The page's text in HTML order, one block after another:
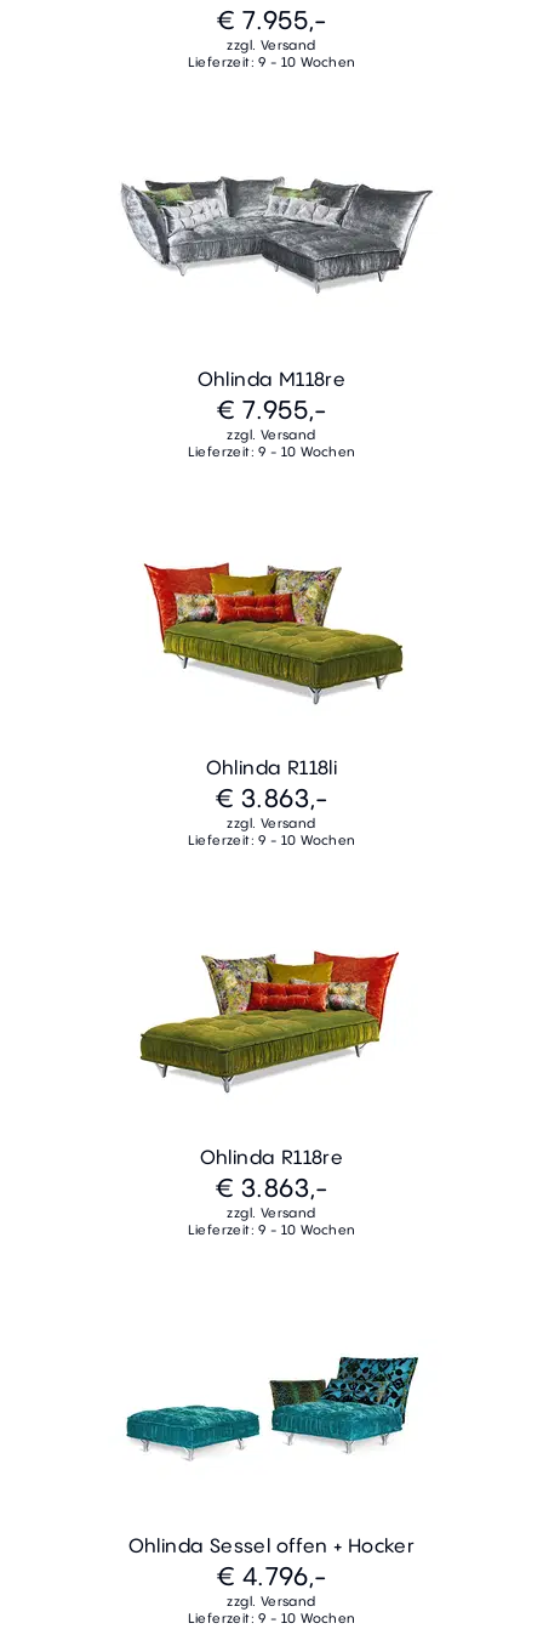
€ 7.955,-
zzgl. Versand
Lieferzeit: 9 - 10 Wochen
Ohlinda M118re
€ 7.955,-
zzgl. Versand
Lieferzeit: 9 - 10 Wochen
Ohlinda R118li
€ 3.863,-
zzgl. Versand
Lieferzeit: 9 - 10 Wochen
Ohlinda R118re
€ 3.863,-
zzgl. Versand
Lieferzeit: 9 - 10 Wochen
Ohlinda Sessel offen + Hocker
€ 4.796,-
zzgl. Versand
Lieferzeit: 9 - 10 Wochen